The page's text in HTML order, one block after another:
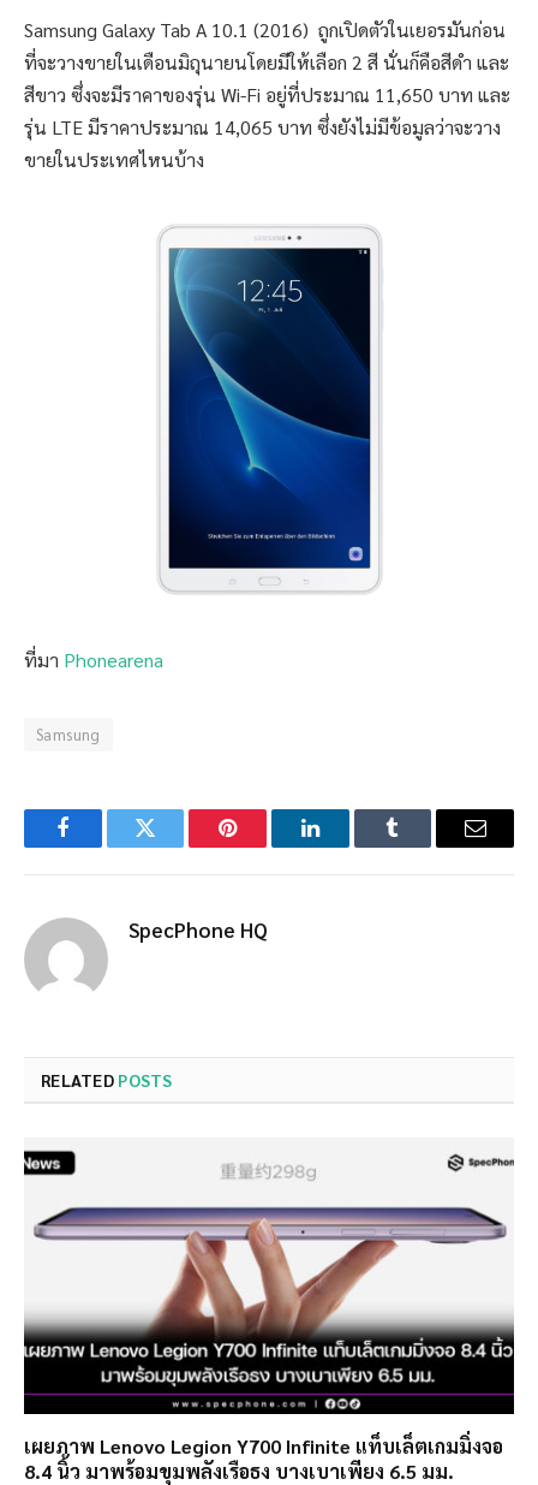
Samsung Galaxy Tab A 10.1 (2016) ถูกเปิดตัวในเยอรมันก่อน
ที่จะวางขายในเดือนมิถุนายนโดยมีให้เลือก 2 สี นั่นก็คือสีดำ และ
สีขาว ซึ่งจะมีราคาของรุ่น Wi-Fi อยู่ที่ประมาณ 11,650 บาท และ
รุ่น LTE มีราคาประมาณ 14,065 บาท ซึ่งยังไม่มีข้อมูลว่าจะวาง
ขายในประเทศไหนบ้าง
ที่มา Phonearena
Samsung
FacebookTwitter Pinterest LinkedInTumblr Email
SpecPhone HQ
RELATED POSTS
เผยภาพ Lenovo Legion Y700 Infinite แท็บเล็ตเกมมิ่งจอ
8.4 นิ้ว มาพร้อมขุมพลังเรือธง บางเบาเพียง 6.5 มม.